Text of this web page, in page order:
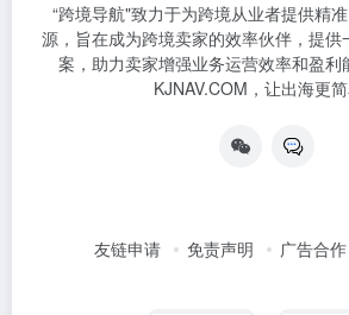
“跨境导航"致力于为跨境从业者提供精
源，旨在成为跨境卖家的效率伙伴，提
案，助力卖家增强业务运营效率和盈利
KJNAV.COM，让出海更简
友链申请 免责声明 广告合作